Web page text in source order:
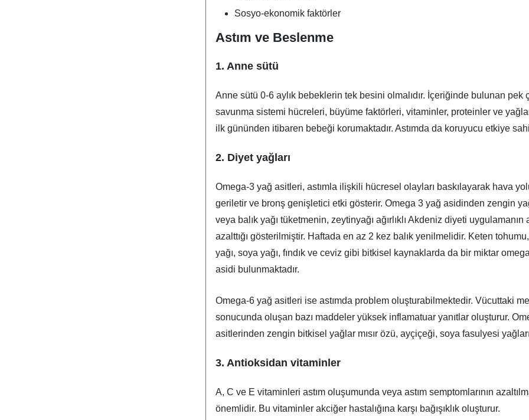
Sosyo-ekonomik faktörler
Astım ve Beslenme
1. Anne sütü
Anne sütü 0-6 aylık bebeklerin tek besini olmalıdır. İçeriğinde bulunan pek
savunma sistemi hücreleri, büyüme faktörleri, vitaminler, proteinler ve
ilk gününden itibaren bebeği korumaktadır. Astımda da koruyucu etkiye
2. Diyet yağları
Omega-3 yağ asitleri, astımla ilişkili hücresel olayları baskılayarak hava
geriletir ve bronş genişletici etki gösterir. Omega 3 yağ asidinden zengin
veya balık yağı tüketmenin, zeytinyağı ağırlıklı Akdeniz diyeti uygulamanın
azalttığı gösterilmiştir. Haftada en az 2 kez balık yenilmelidir. Keten
yağı, soya yağı, fındık ve ceviz gibi bitkisel kaynaklarda da bir miktar
asidi bulunmaktadır.
Omega-6 yağ asitleri ise astımda problem oluşturabilmektedir. Vücuttaki
sonucunda oluşan bazı maddeler yüksek inflamatuar yanıtlar oluşturur.
asitlerinden zengin bitkisel yağlar mısır özü, ayçiçeği, soya fasulyesi
3. Antioksidan vitaminler
A, C ve E vitaminleri astım oluşumunda veya astım semptomlarının
önemlidir. Bu vitaminler akciğer hastalığına karşı bağışıklık oluşturur.